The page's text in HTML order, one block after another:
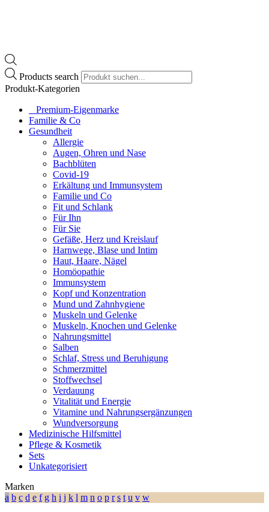
Products search
Produkt-Kategorien
⠀​Premium-Eigenmarke
Familie & Co
Gesundheit
Allergie
Augen, Ohren und Nase
Bachblüten
Covid-19
Erkältung und Immunsystem
Familie und Co
Fit und Schlank
Für Ihn
Für Sie
Gefäße, Herz und Kreislauf
Harnwege, Blase und Intim
Haut, Haare, Nägel
Homöopathie
Immunsystem
Kopf und Konzentration
Mund und Zahnhygiene
Muskeln und Gelenke
Muskeln, Knochen und Gelenke
Nahrungsmittel
Salben
Schlaf, Stress und Beruhigung
Schmerzmittel
Stoffwechsel
Verdauung
Vitalität und Energie
Vitamine und Nahrungsergänzungen
Wundversorgung
Medizinische Hilfsmittel
Pflege & Kosmetik
Sets
Unkategorisiert
Marken
a b c d e f g h i j k l m n o p r s t u v w